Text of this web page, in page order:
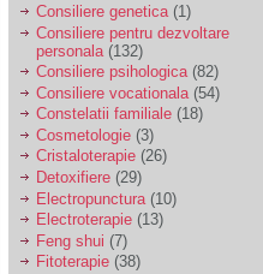
controla nervii si
cateodata are copilul
de suferit.
Am o bariera peste
care nu pot trece:
prietena mea a ramas
insarcinata cu o fata.
Am fost de comun
acord sa facem un
copil, cu gandul ca e
baiat.
Consiliere genetica (1)
Consiliere pentru dezvoltare
personala (132)
Consiliere psihologica(82)
Consiliere vocationala (54)
Constelatii familiale (18)
Cosmetologie (3)
Cristaloterapie (26)
Detoxifiere (29)
Electropunctura (10)
Electroterapie (13)
Feng shui (7)
Fitoterapie (38)